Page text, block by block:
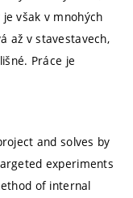
však v mnohých
až v stavestavech,
Práce je
and solves by
experiments
of internal